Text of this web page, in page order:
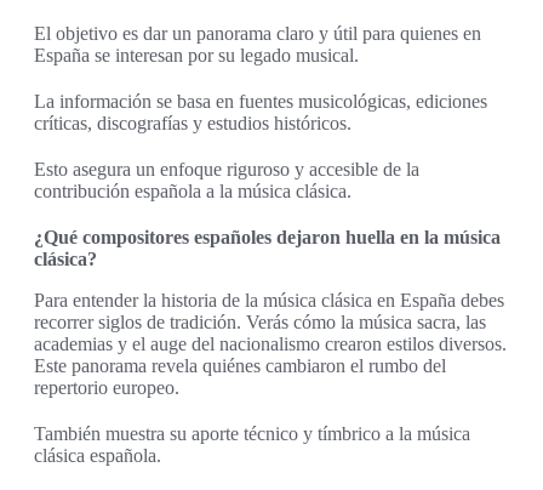
El objetivo es dar un panorama claro y útil para quienes en
España se interesan por su legado musical.
La información se basa en fuentes musicológicas, ediciones
críticas, discografías y estudios históricos.
Esto asegura un enfoque riguroso y accesible de la
contribución española a la música clásica.
¿Qué compositores españoles dejaron huella en la música
clásica?
Para entender la historia de la música clásica en España debes
recorrer siglos de tradición. Verás cómo la música sacra, las
academias y el auge del nacionalismo crearon estilos diversos.
Este panorama revela quiénes cambiaron el rumbo del
repertorio europeo.
También muestra su aporte técnico y tímbrico a la música
clásica española.